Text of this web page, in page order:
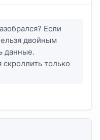
Если
двойным
данные.
только